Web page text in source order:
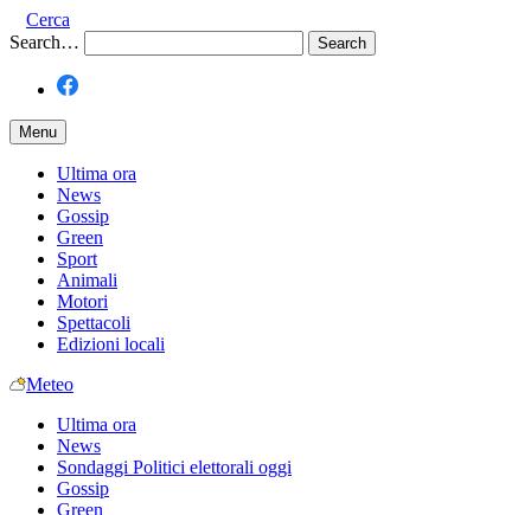
Cerca
Search…
Menu
Ultima ora
News
Gossip
Green
Sport
Animali
Motori
Spettacoli
Edizioni locali
Meteo
Ultima ora
News
Sondaggi Politici elettorali oggi
Gossip
Green